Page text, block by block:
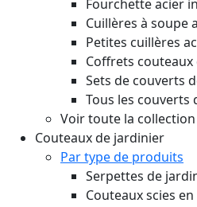
Fourchette acier
Cuillères à soupe
Petites cuillères
Coffrets couteaux
Sets de couverts
Tous les couverts
Voir toute la collection
Couteaux de jardinier
Par type de produits
Serpettes de
Couteaux scies